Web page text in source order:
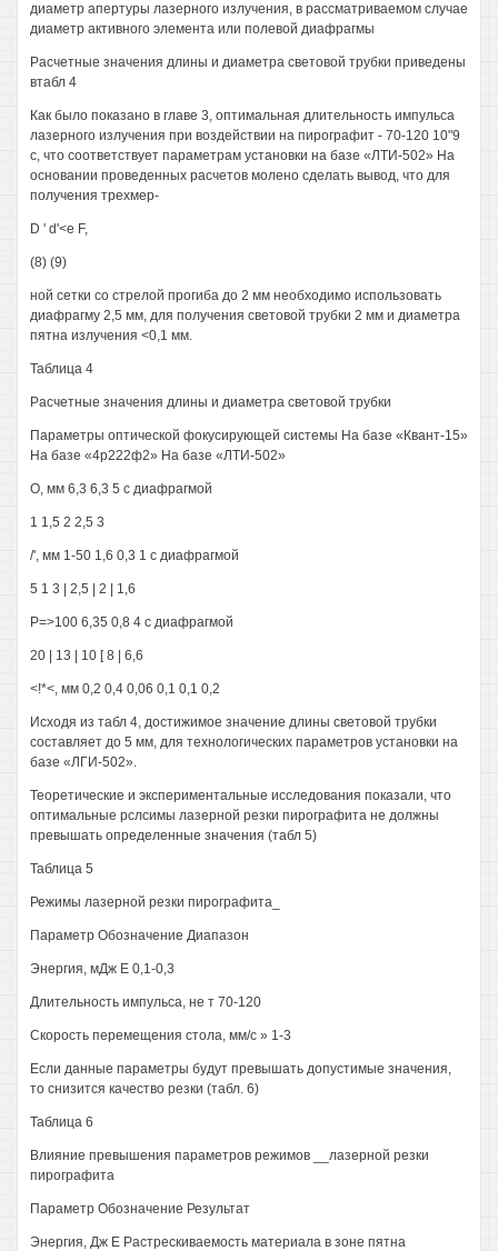
диаметр апертуры лазерного излучения, в рассматриваемом случае
диаметр активного элемента или полевой диафрагмы
Расчетные значения длины и диаметра световой трубки приведены
втабл 4
Как было показано в главе 3, оптимальная длительность импульса
лазерного излучения при воздействии на пирографит - 70-120 10"9
с, что соответствует параметрам установки на базе «ЛТИ-502» На
основании проведенных расчетов молено сделать вывод, что для
получения трехмер-
D ' d'<e F,
(8) (9)
ной сетки со стрелой прогиба до 2 мм необходимо использовать
диафрагму 2,5 мм, для получения световой трубки 2 мм и диаметра
пятна излучения <0,1 мм.
Таблица 4
Расчетные значения длины и диаметра световой трубки
Параметры оптической фокусирующей системы На базе «Квант-15»
На базе «4р222ф2» На базе «ЛТИ-502»
О, мм 6,3 6,3 5 с диафрагмой
1 1,5 2 2,5 3
/', мм 1-50 1,6 0,3 1 с диафрагмой
5 1 3 | 2,5 | 2 | 1,6
Р=>100 6,35 0,8 4 с диафрагмой
20 | 13 | 10 [ 8 | 6,6
<!*<, мм 0,2 0,4 0,06 0,1 0,1 0,2
Исходя из табл 4, достижимое значение длины световой трубки
составляет до 5 мм, для технологических параметров установки на
базе «ЛГИ-502».
Теоретические и экспериментальные исследования показали, что
оптимальные рслсимы лазерной резки пирографита не должны
превышать определенные значения (табл 5)
Таблица 5
Режимы лазерной резки пирографита_
Параметр Обозначение Диапазон
Энергия, мДж Е 0,1-0,3
Длительность импульса, не т 70-120
Скорость перемещения стола, мм/с » 1-3
Если данные параметры будут превышать допустимые значения,
то снизится качество резки (табл. 6)
Таблица 6
Влияние превышения параметров режимов __лазерной резки
пирографита
Параметр Обозначение Результат
Энергия, Дж Е Растрескиваемость материала в зоне пятна